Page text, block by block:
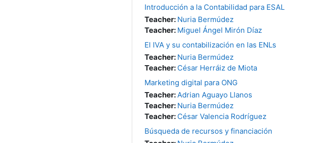
Introducción a la Contabilidad para ESAL
Teacher: Nuria Bermúdez
Teacher: Miguel Ángel Mirón Díaz
El IVA y su contabilización en las ENLs
Teacher: Nuria Bermúdez
Teacher: César Herráiz de Miota
Marketing digital para ONG
Teacher: Adrian Aguayo Llanos
Teacher: Nuria Bermúdez
Teacher: César Valencia Rodríguez
Búsqueda de recursos y financiación